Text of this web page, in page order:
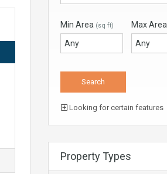
Min Area (sq ft) Max Area
Looking for certain features
Property Types